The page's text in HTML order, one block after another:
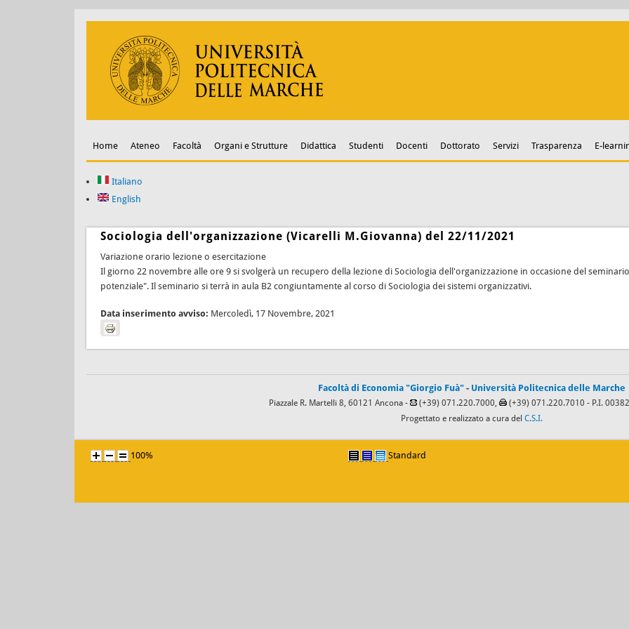
Home Ateneo Facoltà Organi e Strutture Didattica Studenti Docenti Dottorato Servizi Trasparenza E-
Italiano
English
Sociologia dell'organizzazione (Vicarelli M.Giovanna) del 22/11/2021
Variazione orario lezione o esercitazione
Il giorno 22 novembre alle ore 9 si svolgerà un recupero della lezione di Sociologia dell'organizzazione in occasione del
potenziale". Il seminario si terrà in aula B2 congiuntamente al corso di Sociologia dei sistemi organizzativi.
Data inserimento avviso: Mercoledì, 17 Novembre, 2021
Facoltà di Economia "Giorgio Fuà" - Università Politecnica delle Marche
Piazzale R. Martelli 8, 60121 Ancona - (+39) 071.220.7000, (+39) 071.220.7010 - P.I.
Progettato e realizzato a cura del C.S.I.
100% Standard